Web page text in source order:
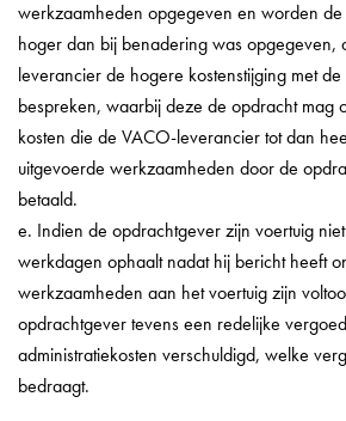
werkzaamheden opgegeven en worden
hoger dan bij benadering was opgegeven,
leverancier de hogere kostenstijging met
bespreken, waarbij deze de opdracht mag
kosten die de VACO-leverancier tot dan
uitgevoerde werkzaamheden door de
betaald.
e. Indien de opdrachtgever zijn voertuig
werkdagen ophaalt nadat hij bericht heeft
werkzaamheden aan het voertuig zijn
opdrachtgever tevens een redelijke
administratiekosten verschuldigd, welke
bedraagt.